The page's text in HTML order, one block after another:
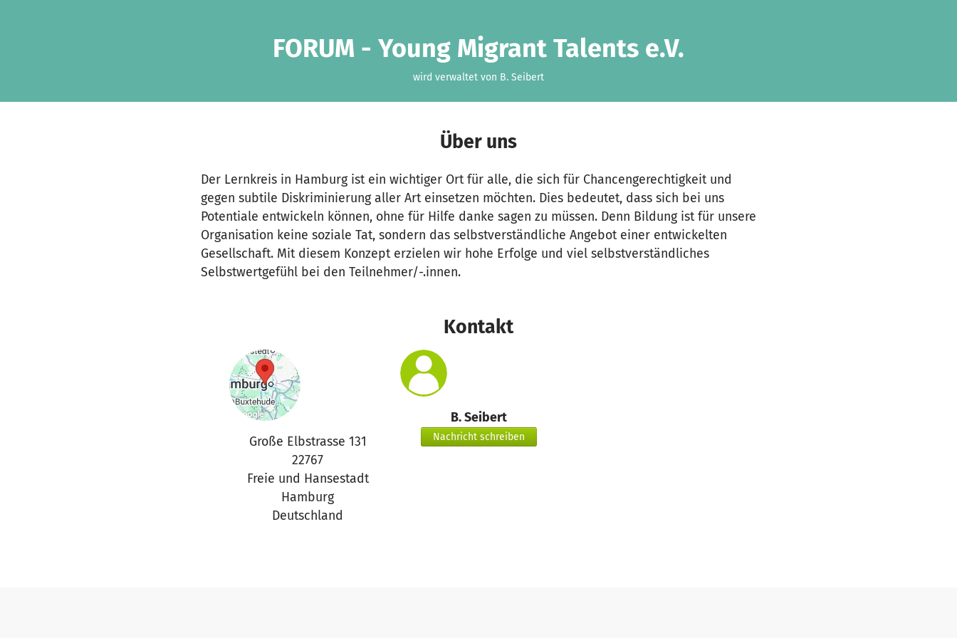
FORUM - Young Migrant Talents e.V.
wird verwaltet von B. Seibert
Über uns
Der Lernkreis in Hamburg ist ein wichtiger Ort für alle, die sich für Chancengerechtigkeit und
gegen subtile Diskriminierung aller Art einsetzen möchten. Dies bedeutet, dass sich bei uns
Potentiale entwickeln können, ohne für Hilfe danke sagen zu müssen. Denn Bildung ist für unsere
Organisation keine soziale Tat, sondern das selbstverständliche Angebot einer entwickelten
Gesellschaft. Mit diesem Konzept erzielen wir hohe Erfolge und viel selbstverständliches
Selbstwertgefühl bei den Teilnehmer/-.innen.
Kontakt
Große Elbstrasse 131
22767
Freie und Hansestadt
Hamburg
Deutschland
B. Seibert
Nachricht schreiben